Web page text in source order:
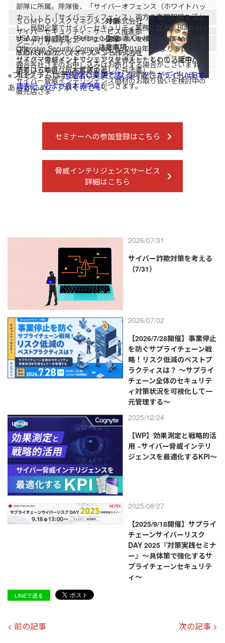
ＳＯＭＰＯリスクマネジメント株式会社
サイバーセキュリティ・サービス推進部
シニアリサーチャー
Maor Shwartz（マオール・シュワルツ）
部隊に所属。除隊後、「サイバーオフェンス（ホワイトハッ
カー）」と「サイバーディフェンス」両方の専門知識を活か
し、民間企業でサイバーセキュリティ業務に従事。Black Hat
USA 2019に登壇（Selling 0-Days to Governments and
Offensive Security Companies）。2019年5月よりＳＯＭＰＯ
リスクマネジメントでシニアリサーチャーとして活躍中。愛
読書は五輪書（宮本武蔵の著した兵法書）。
対象
サイバー脅威インテリジェンスの導入を検討されているお客
さま
サイバー脅威インテリジェンスを導入したものの、活用が上
手くいっていないお客さま
サイバー脅威インテリジェンス商材のお取り扱いを検討中の
販売店さま
主催
ＳＯＭＰＯリスクマネジメント株式会社
注意事項
競合各社さまのお申し込みはお断りする場合がございます。
本セミナーでは登壇者は英語で話しますが、スライドは日本
語表記、および日本語字幕がつきます。
※プログラムは予告なく変更となる可能性がございます。
あらかじめご了承ください。
セミナーへの参加登録はこちら
脅威インテリジェンスサービス
詳細はこちら
2026/07/31
サイバー詐欺対策を考える
（7/31）
2026/07/02
【2026/7/28開催】事業停止
を防ぐサプライチェーン戦
略！リスク低減のベストプ
ラクティスは？ ～サプライ
チェーン全体のセキュリテ
ィ対策状況を可視化して一
元管理する～
2025/12/24
【WP】効果測定と戦略的活
用 ~サイバー脅威インテリ
ジェンスを最適化するKPI～
2025/08/27
【2025/9/18開催】サプライ
チェーンサイバーリスク
DAY 2025『対策実践セミナ
ー』～具体策で強化するサ
プライチェーンセキュリテ
ィ～
LINEで送る
< 前の記事 次の記事 >